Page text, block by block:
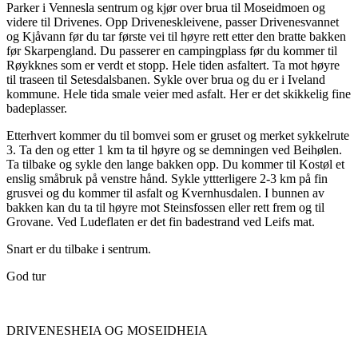
Parker i Vennesla sentrum og kjør over brua til Moseidmoen og
videre til Drivenes. Opp Driveneskleivene, passer Drivenesvannet
og Kjåvann før du tar første vei til høyre rett etter den bratte bakken
før Skarpengland. Du passerer en campingplass før du kommer til
Røykknes som er verdt et stopp. Hele tiden asfaltert. Ta mot høyre
til traseen til Setesdalsbanen. Sykle over brua og du er i Iveland
kommune. Hele tida smale veier med asfalt. Her er det skikkelig fine
badeplasser.
Etterhvert kommer du til bomvei som er gruset og merket sykkelrute
3. Ta den og etter 1 km ta til høyre og se demningen ved Beihølen.
Ta tilbake og sykle den lange bakken opp. Du kommer til Kostøl et
enslig småbruk på venstre hånd. Sykle yttterligere 2-3 km på fin
grusvei og du kommer til asfalt og Kvernhusdalen. I bunnen av
bakken kan du ta til høyre mot Steinsfossen eller rett frem og til
Grovane. Ved Ludeflaten er det fin badestrand ved Leifs mat.
Snart er du tilbake i sentrum.
God tur
DRIVENESHEIA OG MOSEIDHEIA